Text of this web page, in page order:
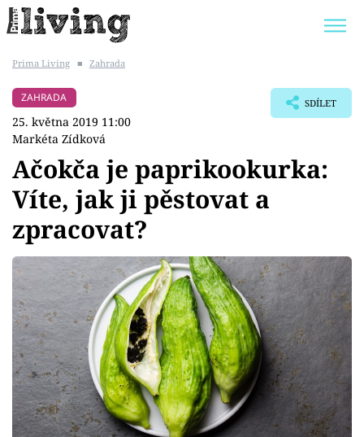
BYDLENÍ SLAVNÝCH
Témata
Bydlení
Zahrada
Design
Sledujte prima+
Přihlášení
Prima Living ■ Zahrada
ZAHRADA
25. května 2019 11:00
Markéta Zídková
SDÍLET
Ačokča je paprikookurka:
Víte, jak ji pěstovat a
zpracovat?